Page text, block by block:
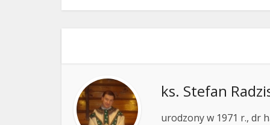
ks. Stefan
urodzony w 1971 r., dr